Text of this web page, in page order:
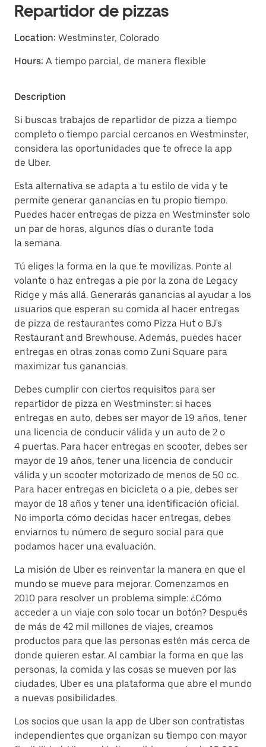
Repartidor de pizzas
Location: Westminster, Colorado
Hours: A tiempo parcial, de manera flexible
Description
Si buscas trabajos de repartidor de pizza a tiempo
completo o tiempo parcial cercanos en Westminster,
considera las oportunidades que te ofrece la app
de Uber.
Esta alternativa se adapta a tu estilo de vida y te
permite generar ganancias en tu propio tiempo.
Puedes hacer entregas de pizza en Westminster solo
un par de horas, algunos días o durante toda
la semana.
Tú eliges la forma en la que te movilizas. Ponte al
volante o haz entregas a pie por la zona de Legacy
Ridge y más allá. Generarás ganancias al ayudar a los
usuarios que esperan su comida al hacer entregas
de pizza de restaurantes como Pizza Hut o BJ's
Restaurant and Brewhouse. Además, puedes hacer
entregas en otras zonas como Zuni Square para
maximizar tus ganancias.
Debes cumplir con ciertos requisitos para ser
repartidor de pizza en Westminster: si haces
entregas en auto, debes ser mayor de 19 años, tener
una licencia de conducir válida y un auto de 2 o
4 puertas. Para hacer entregas en scooter, debes ser
mayor de 19 años, tener una licencia de conducir
válida y un scooter motorizado de menos de 50 cc.
Para hacer entregas en bicicleta o a pie, debes ser
mayor de 18 años y tener una identificación oficial.
No importa cómo decidas hacer entregas, debes
enviarnos tu número de seguro social para que
podamos hacer una evaluación.
La misión de Uber es reinventar la manera en que el
mundo se mueve para mejorar. Comenzamos en
2010 para resolver un problema simple: ¿Cómo
acceder a un viaje con solo tocar un botón? Después
de más de 42 mil millones de viajes, creamos
productos para que las personas estén más cerca de
donde quieren estar. Al cambiar la forma en que las
personas, la comida y las cosas se mueven por las
ciudades, Uber es una plataforma que abre el mundo
a nuevas posibilidades.
Los socios que usan la app de Uber son contratistas
independientes que organizan su tiempo con mayor